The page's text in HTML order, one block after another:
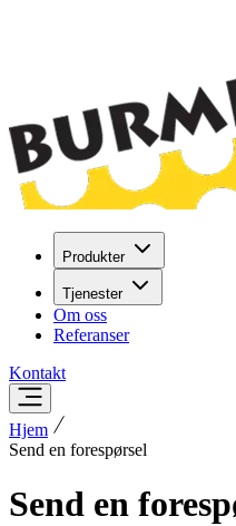
Produkter
Tjenester
Om oss
Referanser
Kontakt
Hjem
Send en forespørsel
Send en